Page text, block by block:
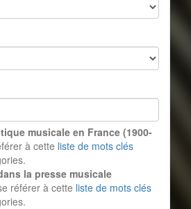
musicale en France (1900-
à cette liste de mots clés
la presse musicale
référer à cette liste de mots clés